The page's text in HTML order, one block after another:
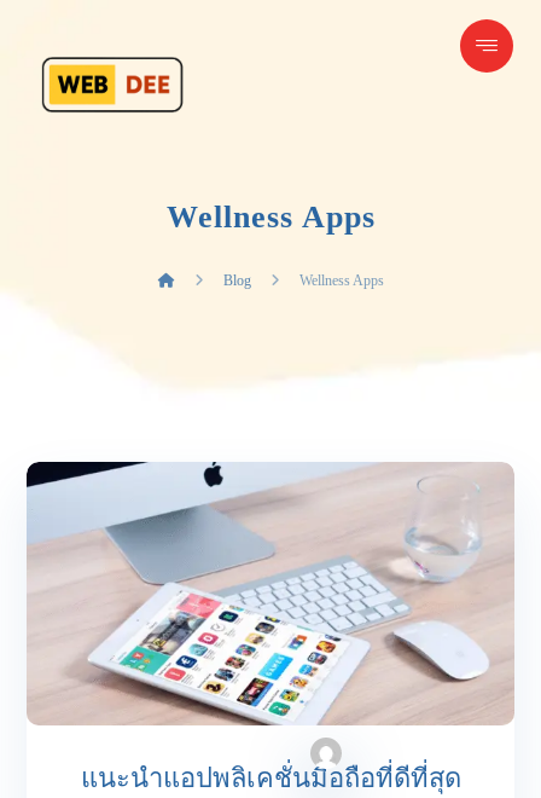
Wellness Apps
Blog Wellness Apps
แนะนำแอปพลิเคชั่นมือถือที่ดีที่สุด